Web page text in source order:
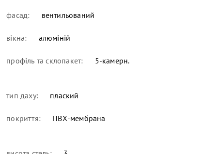
фасад: вентильований
вікна: алюміній
профіль та склопакет: 5-камерн.
тип даху: плаский
покриття: ПВХ-мембрана